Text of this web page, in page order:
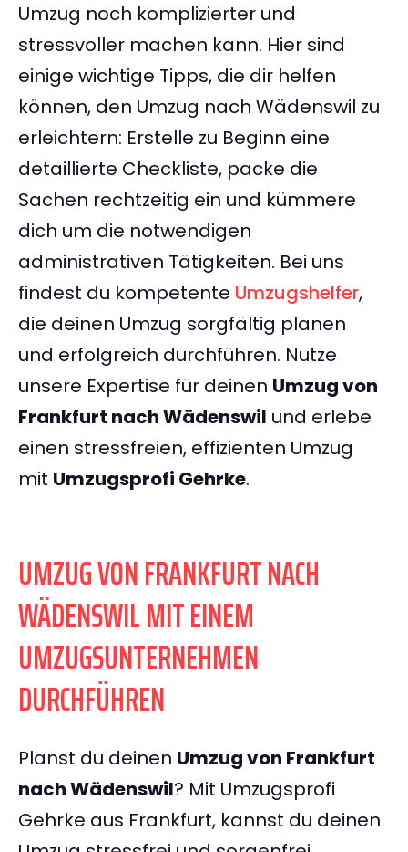
Umzug noch komplizierter und
stressvoller machen kann. Hier sind
einige wichtige Tipps, die dir helfen
können, den Umzug nach Wädenswil zu
erleichtern: Erstelle zu Beginn eine
detaillierte Checkliste, packe die
Sachen rechtzeitig ein und kümmere
dich um die notwendigen
administrativen Tätigkeiten. Bei uns
findest du kompetente Umzugshelfer,
die deinen Umzug sorgfältig planen
und erfolgreich durchführen. Nutze
unsere Expertise für deinen Umzug von
Frankfurt nach Wädenswil und erlebe
einen stressfreien, effizienten Umzug
mit Umzugsprofi Gehrke.
UMZUG VON FRANKFURT NACH
WÄDENSWIL MIT EINEM
UMZUGSUNTERNEHMEN
DURCHFÜHREN
Planst du deinen Umzug von Frankfurt
nach Wädenswil? Mit Umzugsprofi
Gehrke aus Frankfurt, kannst du deinen